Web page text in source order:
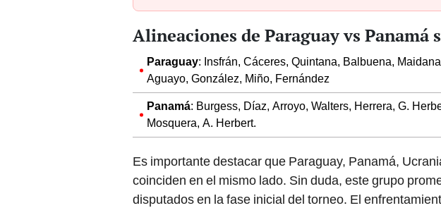
Alineaciones de Paraguay vs Panamá
Paraguay: Insfrán, Cáceres, Quintana, Balbuena,
Aguayo, González, Miño, Fernández
Panamá: Burgess, Díaz, Arroyo, Walters, Herrera, G.
Mosquera, A. Herbert.
Es importante destacar que Paraguay, Panamá,
coinciden en el mismo lado. Sin duda, este grupo
disputados en la fase inicial del torneo. El